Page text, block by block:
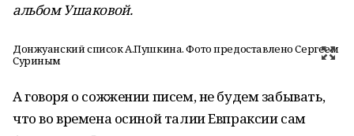
альбом Ушаковой.
Донжуанский список А.Пушкина. Фото предоставлено Сергеем
Суриным
А говоря о сожжении писем, не будем забывать,
что во времена осиной талии Евпраксии сам